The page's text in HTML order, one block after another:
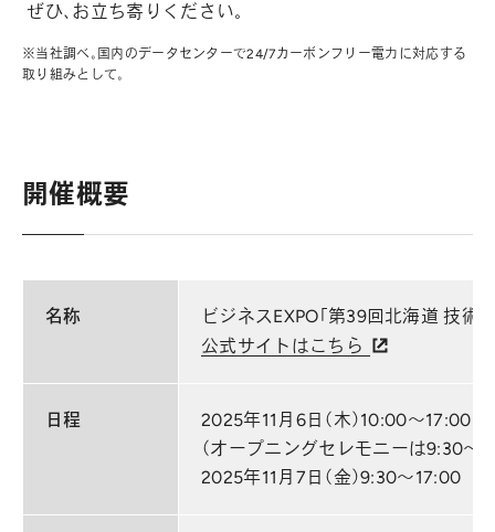
ぜひ、お立ち寄りください。
※当社調べ。国内のデータセンターで24/7カーボンフリー電力に対応する
取り組みとして。
開催概要
名称
ビジネスEXPO「第39回北海道 技術
公式サイトはこちら
日程
2025年11月6日（木）10:00～17:00
（オープニングセレモニーは9:30～）
2025年11月7日（金）9:30～17:00